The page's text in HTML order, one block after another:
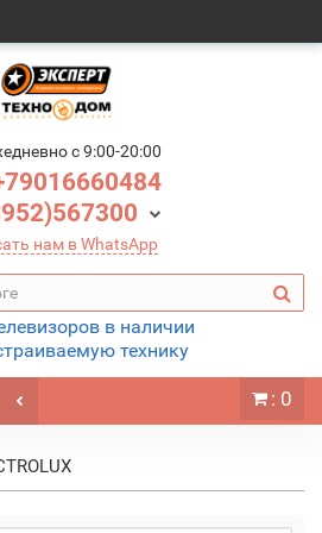
c 9:00-20:00
нам в WhatsApp
в наличии
технику
: 0